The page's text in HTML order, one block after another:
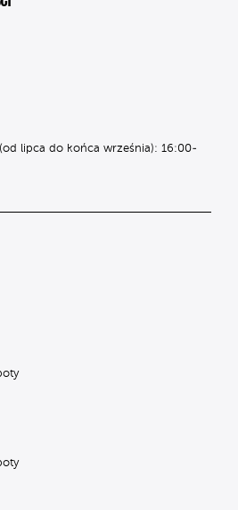
lipca do końca września): 16:00-